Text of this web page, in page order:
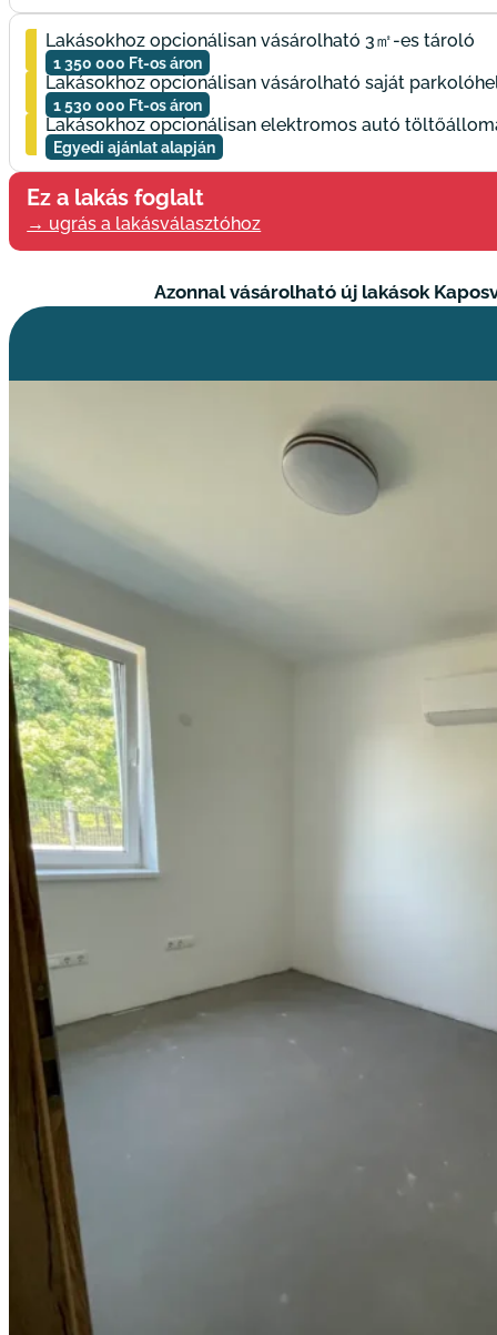
Lakásokhoz opcionálisan vásárolható 3㎡-es tároló
1 350 000 Ft-os áron
Lakásokhoz opcionálisan vásárolható saját
1 530 000 Ft-os áron
Lakásokhoz opcionálisan elektromos autó
Egyedi ajánlat alapján
Ez a lakás foglalt
→ ugrás a lakásválasztóhoz
Azonnal vásárolható új lakások